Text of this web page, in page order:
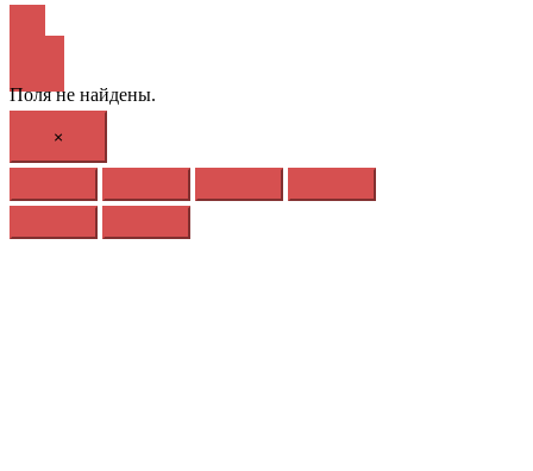
Поля не найдены.
×